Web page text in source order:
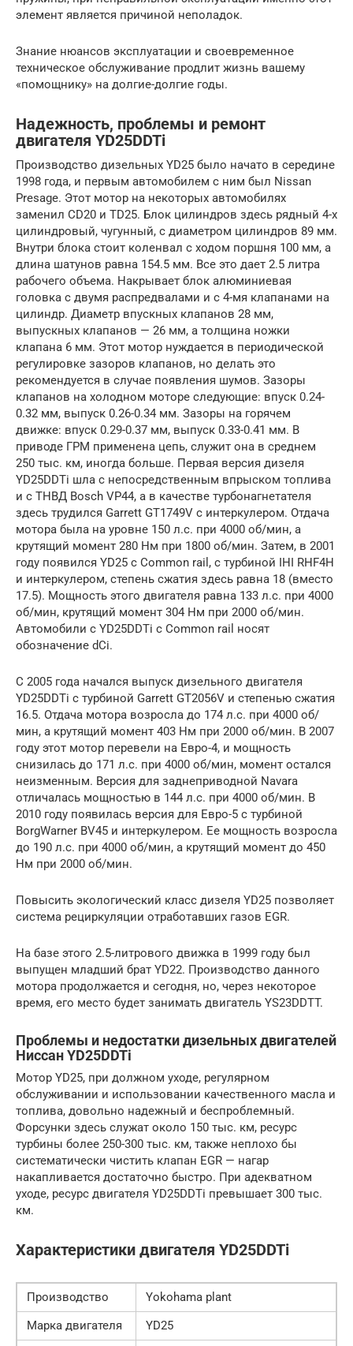
элемент является причиной неполадок.
Знание нюансов эксплуатации и своевременное
техническое обслуживание продлит жизнь вашему
«помощнику» на долгие-долгие годы.
Надежность, проблемы и ремонт
двигателя YD25DDTi
Производство дизельных YD25 было начато в середине
1998 года, и первым автомобилем с ним был Nissan
Presage. Этот мотор на некоторых автомобилях
заменил CD20 и TD25. Блок цилиндров здесь рядный 4-х
цилиндровый, чугунный, с диаметром цилиндров 89 мм.
Внутри блока стоит коленвал с ходом поршня 100 мм, а
длина шатунов равна 154.5 мм. Все это дает 2.5 литра
рабочего объема. Накрывает блок алюминиевая
головка с двумя распредвалами и с 4-мя клапанами на
цилиндр. Диаметр впускных клапанов 28 мм,
выпускных клапанов — 26 мм, а толщина ножки
клапана 6 мм. Этот мотор нуждается в периодической
регулировке зазоров клапанов, но делать это
рекомендуется в случае появления шумов. Зазоры
клапанов на холодном моторе следующие: впуск 0.24-
0.32 мм, выпуск 0.26-0.34 мм. Зазоры на горячем
движке: впуск 0.29-0.37 мм, выпуск 0.33-0.41 мм. В
приводе ГРМ применена цепь, служит она в среднем
250 тыс. км, иногда больше. Первая версия дизеля
YD25DDTi шла с непосредственным впрыском топлива
и с ТНВД Bosch VP44, а в качестве турбонагнетателя
здесь трудился Garrett GT1749V с интеркулером. Отдача
мотора была на уровне 150 л.с. при 4000 об/мин, а
крутящий момент 280 Нм при 1800 об/мин. Затем, в 2001
году появился YD25 с Common rail, с турбиной IHI RHF4H
и интеркулером, степень сжатия здесь равна 18 (вместо
17.5). Мощность этого двигателя равна 133 л.с. при 4000
об/мин, крутящий момент 304 Нм при 2000 об/мин.
Автомобили с YD25DDTi с Common rail носят
обозначение dCi.
С 2005 года начался выпуск дизельного двигателя
YD25DDTi с турбиной Garrett GT2056V и степенью сжатия
16.5. Отдача мотора возросла до 174 л.с. при 4000 об/
мин, а крутящий момент 403 Нм при 2000 об/мин. В 2007
году этот мотор перевели на Евро-4, и мощность
снизилась до 171 л.с. при 4000 об/мин, момент остался
неизменным. Версия для заднеприводной Navara
отличалась мощностью в 144 л.с. при 4000 об/мин. В
2010 году появилась версия для Евро-5 с турбиной
BorgWarner BV45 и интеркулером. Ее мощность возросла
до 190 л.с. при 4000 об/мин, а крутящий момент до 450
Нм при 2000 об/мин.
Повысить экологический класс дизеля YD25 позволяет
система рециркуляции отработавших газов EGR.
На базе этого 2.5-литрового движка в 1999 году был
выпущен младший брат YD22. Производство данного
мотора продолжается и сегодня, но, через некоторое
время, его место будет занимать двигатель YS23DDTT.
Проблемы и недостатки дизельных двигателей
Ниссан YD25DDTi
Мотор YD25, при должном уходе, регулярном
обслуживании и использовании качественного масла и
топлива, довольно надежный и беспроблемный.
Форсунки здесь служат около 150 тыс. км, ресурс
турбины более 250-300 тыс. км, также неплохо бы
систематически чистить клапан EGR — нагар
накапливается достаточно быстро. При адекватном
уходе, ресурс двигателя YD25DDTi превышает 300 тыс.
км.
Характеристики двигателя YD25DDTi
Производство
Yokohama plant
Марка двигателя
YD25